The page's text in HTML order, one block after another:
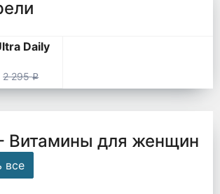
Daily
2 295q
Витамины для женщин
все